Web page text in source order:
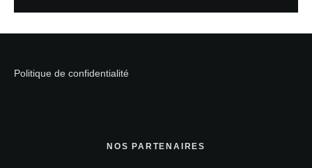
Politique de confidentialité
NOS PARTENAIRES